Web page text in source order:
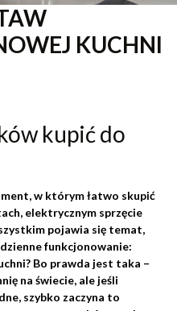
KUCHNI
kupić do
w którym łatwo skupić
elektrycznym sprzęcie
pojawia się temat,
funkcjonowanie:
Bo prawda jest taka –
na świecie, ale jeśli
szybko zaczyna to